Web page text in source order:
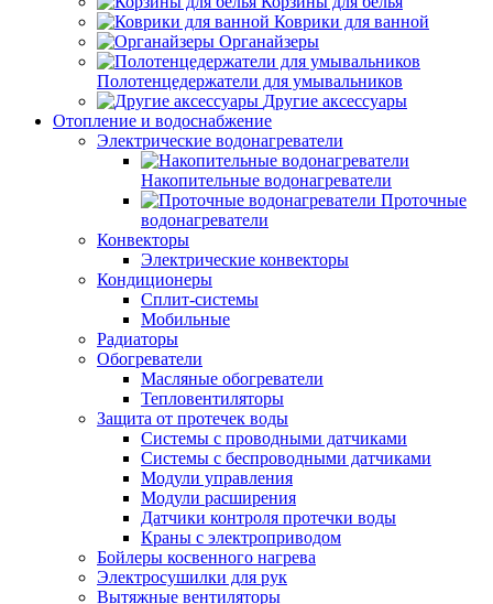
Коврики для ванной
Органайзеры
Полотенцедержатели для умывальников
Другие аксессуары
Отопление и водоснабжение
Электрические водонагреватели
Накопительные водонагреватели
Проточные
водонагреватели
Конвекторы
Электрические конвекторы
Кондиционеры
Сплит-системы
Мобильные
Радиаторы
Обогреватели
Масляные обогреватели
Тепловентиляторы
Защита от протечек воды
Системы с проводными датчиками
Системы с беспроводными датчиками
Модули управления
Модули расширения
Датчики контроля протечки воды
Краны с электроприводом
Бойлеры косвенного нагрева
Электросушилки для рук
Вытяжные вентиляторы